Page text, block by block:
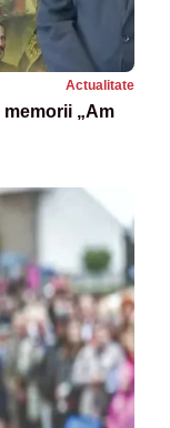
Actualitate
„Am